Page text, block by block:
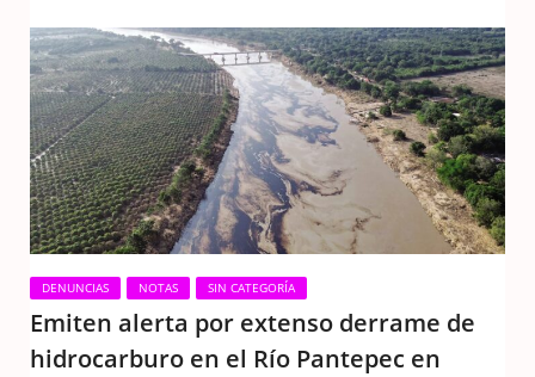
DENUNCIAS NOTAS SIN CATEGORÍA
Emiten alerta por extenso derrame de
hidrocarburo en el Río Pantepec en